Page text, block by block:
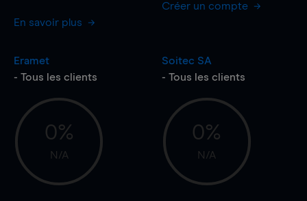
En savoir plus
Créer un compte
Eramet
- Tous les clients
0%
N/A
Soitec SA
- Tous les clients
0%
N/A